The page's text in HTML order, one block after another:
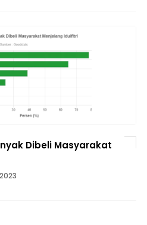
Dibeli Masyarakat